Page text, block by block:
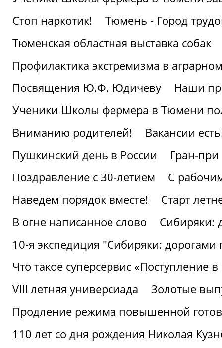
Стоп наркотик!
Тюмень - Город
Тюменская областная выставка собак
Профилактика экстремизма в аграрном
Посвящения Ю.Ф. Юдичеву
Наши
Ученики Школы фермера в Тюмени
Вниманию родителей!
Вакансии
Пушкинский день в России
Гран-
Поздравление с 30-летием
С
Наведем порядок вместе!
Старт
В огне написанное слово
Сибиряки:
10-я экспедиция "Сибиряки: дорогами
Что такое суперсервис «Поступление
VIII летняя универсиада
Золотые
Продление режима повышенной
110 лет со дня рождения Николая